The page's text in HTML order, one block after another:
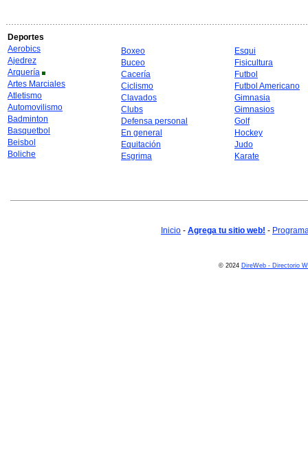
Deportes
Aerobics
Ajedrez
Arquería
Artes Marciales
Atletismo
Automovilismo
Badminton
Basquetbol
Beisbol
Boliche
Boxeo
Buceo
Cacería
Ciclismo
Clavados
Clubs
Defensa personal
En general
Equitación
Esgrima
Esqui
Fisicultura
Futbol
Futbol Americano
Gimnasia
Gimnasios
Golf
Hockey
Judo
Karate
Inicio - Agrega tu sitio web! -
© 2024 DireWeb - Directorio